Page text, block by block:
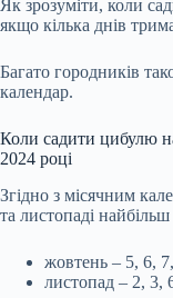
Як зрозуміти, коли
якщо кілька днів
Багато городників
календар.
Коли садити цибулю
2024 році
Згідно з місячним
та листопаді
жовтень – 5, 6,
листопад – 2, 3,